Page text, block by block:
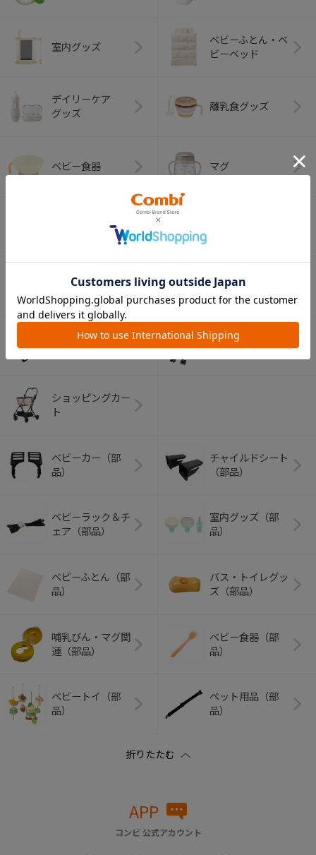
室内グッズ
ベビーふとん・ベ
ビーベッド
デイリーケア
グッズ
離乳食グッズ
ベビー食器 マグ
オーラルケア
ベビートイ
アウトドアグッズ
ペット用品
ショッピングカー
ト
ベビーカー（部
品）
チャイルドシート
（部品）
ベビーラック＆チ
ェア（部品）
室内グッズ（部
品）
ベビーふとん（部
品）
バス・トイレグッ
ズ（部品）
哺乳びん・マグ関
連（部品）
ベビー食器（部
品）
ベビートイ（部
品）
ペット用品（部
品）
APP
コンビ 公式アカウント